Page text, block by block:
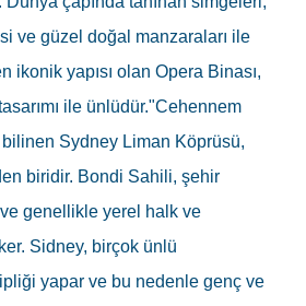
ve güzel doğal manzaraları ile
ikonik yapısı olan Opera Binası,
ile ünlüdür."Cehennem
Sydney Liman Köprüsü,
biridir. Bondi Sahili, şehir
ve genellikle yerel halk ve
Sidney, birçok ünlü
yapar ve bu nedenle genç ve